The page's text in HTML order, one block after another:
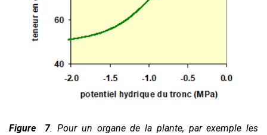
Figure 7. Pour un organe de la plante, par exemple les